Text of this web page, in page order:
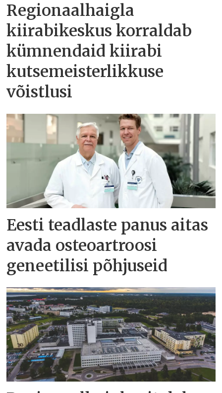
Regionaalhaigla
kiirabikeskus korraldab
kümnendaid kiirabi
kutsemeisterlikkuse
võistlusi
Eesti teadlaste panus aitas
avada osteoartroosi
geneetilisi põhjuseid